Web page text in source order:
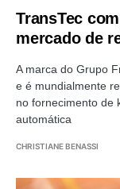
TransTec
mercado de
A marca do Grupo
e é mundialmente
no fornecimento de
automática
CHRISTIANE BENASSI